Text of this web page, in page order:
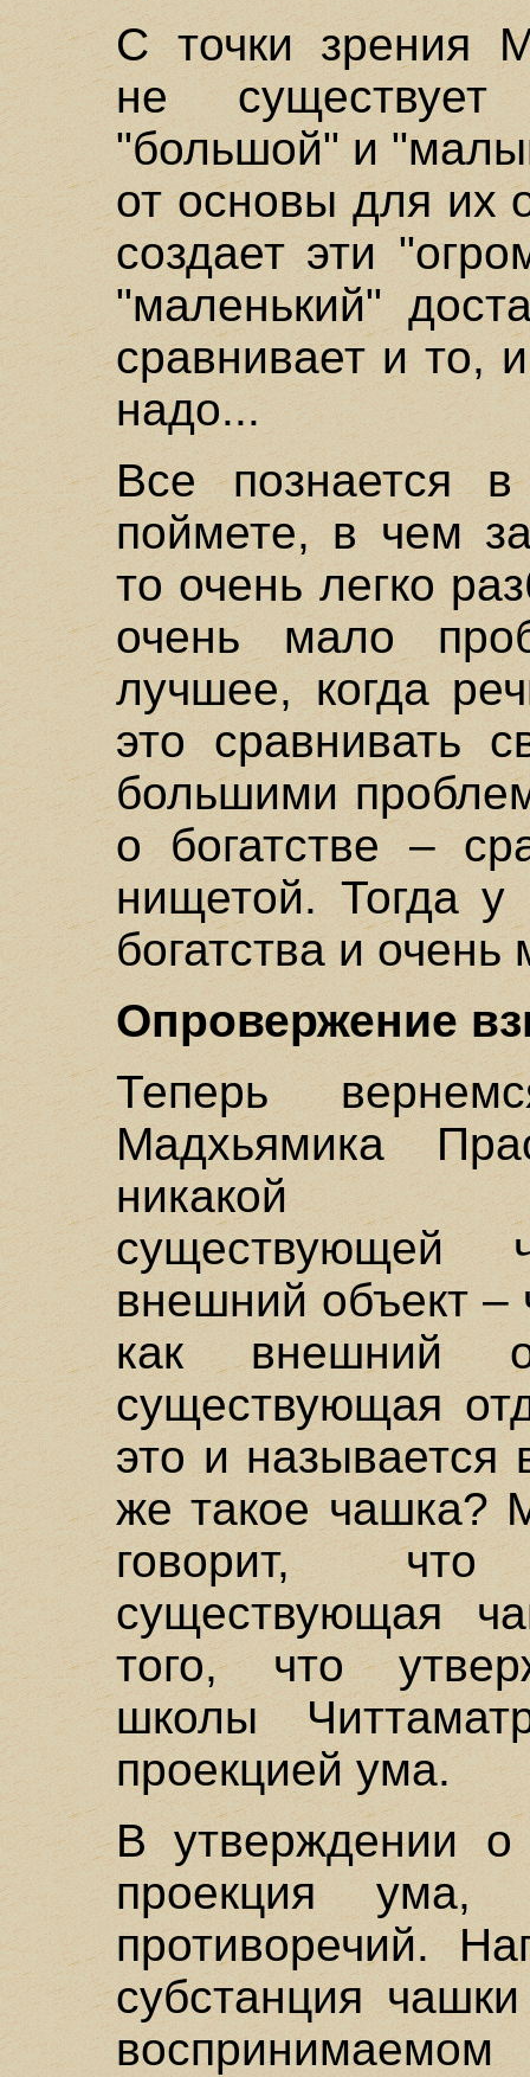
С точки зрения
не существует
"большой" и
от основы для их
создает эти
"маленький"
сравнивает и то,
надо...
Все познается
поймете, в чем
то очень легко
очень мало
лучшее, когда
это сравнивать
большими
о богатстве –
нищетой. Тогда у
богатства и
Опровержение
Теперь
Мадхьямика
никакой
существующей
внешний объект –
как внешний
существующая
это и
же такое чашка?
говорит,
существующая
того, что
школы
проекцией ума.
В утверждении
проекция ума,
противоречий.
субстанция